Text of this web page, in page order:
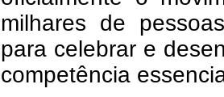
milhares de
para celebrar e
competência